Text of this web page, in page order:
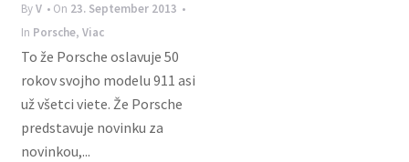
ByV • On 23. September 2013 •
In Porsche,Viac
To že Porsche oslavuje 50
rokov svojho modelu 911 asi
už všetci viete. Že Porsche
predstavuje novinku za
novinkou,...